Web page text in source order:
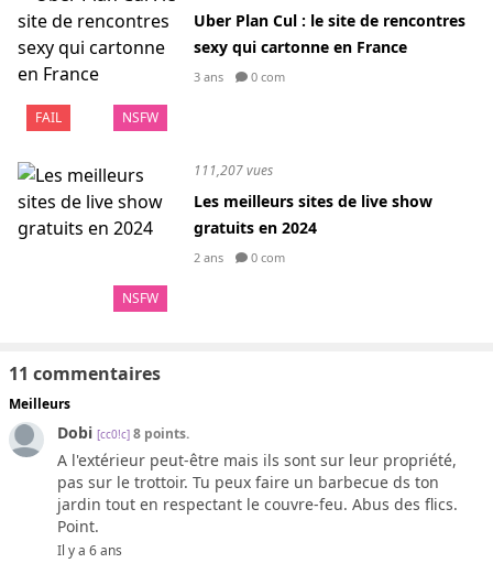
FAIL NSFW
Uber Plan Cul : le site de rencontres
sexy qui cartonne en France
3 ans 0 com
NSFW
111,207 vues
Les meilleurs sites de live show
gratuits en 2024
2 ans 0 com
11 commentaires
Meilleurs
Dobi [cc0!c] 8 points.
A l'extérieur peut-être mais ils sont sur leur propriété,
pas sur le trottoir. Tu peux faire un barbecue ds ton
jardin tout en respectant le couvre-feu. Abus des flics.
Point.
Il y a 6 ans